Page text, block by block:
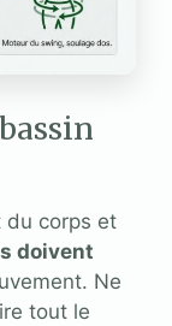
du corps et
doivent
Ne
tout le